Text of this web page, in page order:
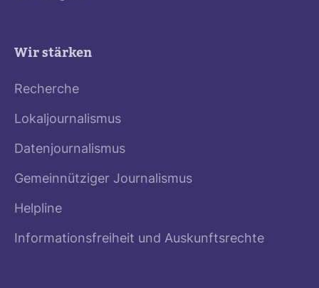
Wir stärken
Recherche
Lokaljournalismus
Datenjournalismus
Gemeinnütziger Journalismus
Helpline
Informationsfreiheit und Auskunftsrechte